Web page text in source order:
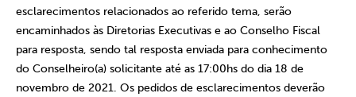
esclarecimentos relacionados ao referido tema, serão
encaminhados às Diretorias Executivas e ao Conselho Fiscal
para resposta, sendo tal resposta enviada para conhecimento
do Conselheiro(a) solicitante até as 17:00hs do dia 18 de
novembro de 2021. Os pedidos de esclarecimentos deverão